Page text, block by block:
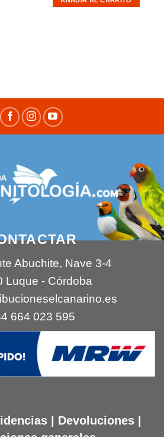
Abuchite, Nave 3-4
Luque - Córdoba
664 023 595
Devoluciones